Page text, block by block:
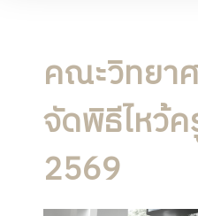
คณะวิทยา
จัดพิธีไหว้ค
2569